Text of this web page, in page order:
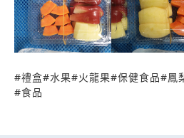
#禮盒#水果#火龍果#保健食品#鳳
#食品